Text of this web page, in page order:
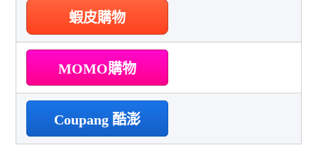
蝦皮購物
MOMO購物
Coupang 酷澎